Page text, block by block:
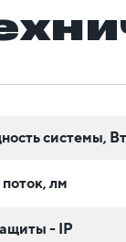
системы, Вт
лм
- IP